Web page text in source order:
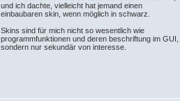
und ich dachte, vielleicht hat jemand einen
einbaubaren skin, wenn möglich in schwarz.
Skins sind für mich nicht so wesentlich wie
programmfunktionen und deren beschriftung im GUI,
sondern nur sekundär von interesse.